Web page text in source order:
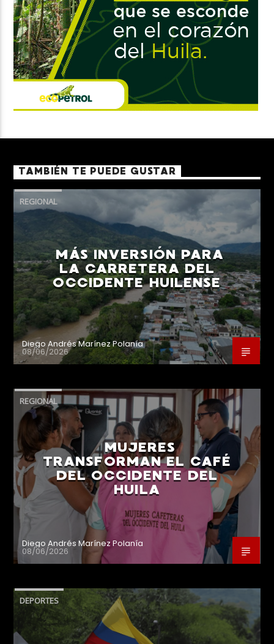
TAMBIÉN TE PUEDE GUSTAR
REGIONAL
MÁS INVERSIÓN PARA
LA CARRETERA DEL
OCCIDENTE HUILENSE
Diego Andrés Marínez Polanía
08/06/2026
REGIONAL
MUJERES
TRANSFORMAN EL CAFÉ
DEL OCCIDENTE DEL
HUILA
Diego Andrés Marínez Polanía
08/06/2026
DEPORTES